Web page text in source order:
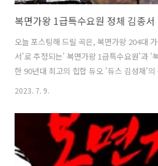
오늘 포스팅해 드릴 곡은, 복면가왕 204대
서'로 추정되는' 복면가왕 1급특수요원'과 '
한 90년대 최고의 힙합 듀오 '듀스 김성재'
가수인 '김성욱'이 대결한 '송창식'이 부른 '
갈지? 1. 원곡 송창식 고래사냥 곡설명 원곡
송창식 작곡 의 곡으로, 1975년 영화 ' 바보
포츠'에 연재했던 '최인호'의 동명 소설을 원
하길종 감독의 영화 '바보들의 행진'에 나오
2023. 7. 9.